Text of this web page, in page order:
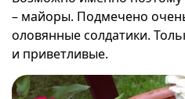
– майоры. Подмечено
оловянные солдатики.
и приветливые.